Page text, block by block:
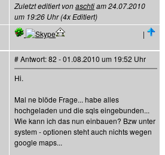
Zuletzt editiert vonaschtiam 24.07.2010
um 19:26 Uhr (4x Editiert)
|
# Antwort: 82 - 01.08.2010 um 19:52 Uhr
Hi.
Mal ne blöde Frage... habe alles
hochgeladen und die sqls eingebunden...
Wie kann ich das nun einbauen? Bzw unter
system - optionen steht auch nichts wegen
google maps...